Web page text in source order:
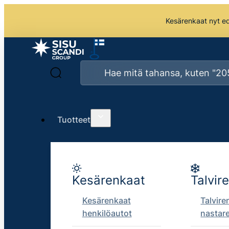
Kesärenkaat nyt
Tuotteet
Kesärenkaat
Kesärenkaat
henkilöautot